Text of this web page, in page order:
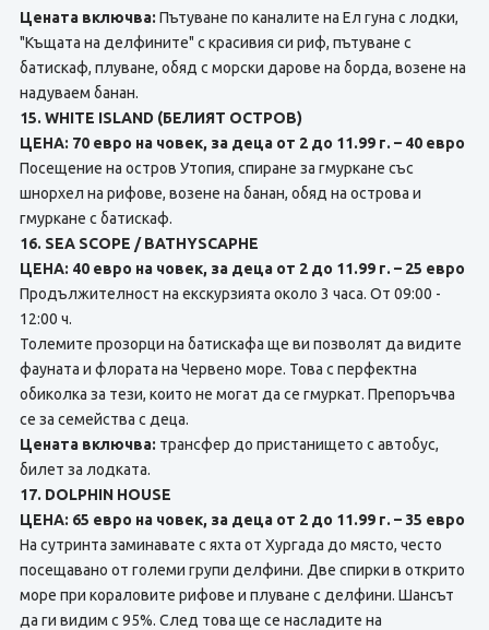
Цената включва: Пътуване по каналите на Ел гуна с лодки,
"Къщата на делфините" с красивия си риф, пътуване с
батискаф, плуване, обяд с морски дарове на борда, возене на
надуваем банан.
15. WHITE ISLAND (БЕЛИЯТ ОСТРОВ)
ЦЕНА: 70 евро на човек, за деца от 2 до 11.99 г. – 40 евро
Посещение на остров Утопия, спиране за гмуркане със
шнорхел на рифове, возене на банан, обяд нa острова и
гмуркане с батискаф.
16. SEA SCOPE / BATHYSCAPHE
ЦЕНА: 40 евро на човек, за деца от 2 до 11.99 г. – 25 евро
Продължителност на екскурзията около 3 часа. От 09:00 -
12:00 ч.
Толемите прозорци на батискафа ще ви позволят да видите
фауната и флората на Червено море. Това с перфектна
обиколка за тези, които не могат да се гмуркат. Препоръчва
се за семейства с деца.
Цената включва: трансфер до пристанището с автобус,
билет за лодката.
17. DOLPHIN HOUSE
ЦЕНА: 65 евро на човек, за деца от 2 до 11.99 г. – 35 евро
На сутринта заминавате с яхта от Хургада до място, често
посещавано от големи групи делфини. Две спирки в открито
море при кораловите рифове и плуване с делфини. Шансът
да ги видим с 95%. След това ще се насладите на